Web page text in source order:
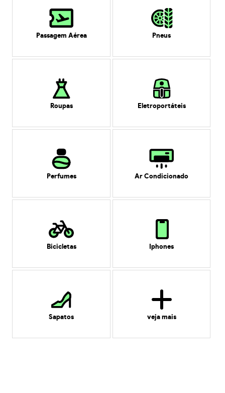
Passagem Aérea Pneus
Roupas Eletroportáteis
Perfumes Ar Condicionado
Bicicletas Iphones
Sapatos veja mais